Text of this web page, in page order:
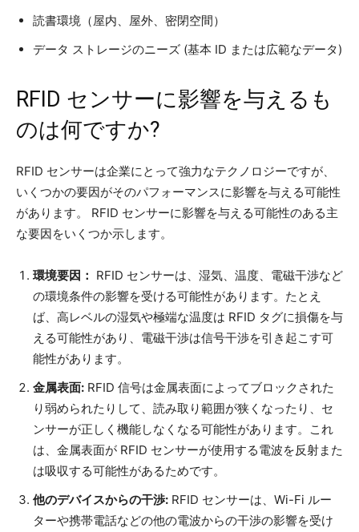
読書環境（屋内、屋外、密閉空間）
データ ストレージのニーズ (基本 ID または広範なデータ)
RFID センサーに影響を与えるも
のは何ですか?
RFID センサーは企業にとって強力なテクノロジーですが、
いくつかの要因がそのパフォーマンスに影響を与える可能性
があります。 RFID センサーに影響を与える可能性のある主
な要因をいくつか示します。
環境要因： RFID センサーは、湿気、温度、電磁干渉など
の環境条件の影響を受ける可能性があります。たとえ
ば、高レベルの湿気や極端な温度は RFID タグに損傷を与
える可能性があり、電磁干渉は信号干渉を引き起こす可
能性があります。
金属表面: RFID 信号は金属表面によってブロックされた
り弱められたりして、読み取り範囲が狭くなったり、セ
ンサーが正しく機能しなくなる可能性があります。これ
は、金属表面が RFID センサーが使用する電波を反射また
は吸収する可能性があるためです。
他のデバイスからの干渉: RFID センサーは、Wi-Fi ルー
ターや携帯電話などの他の電波からの干渉の影響を受け